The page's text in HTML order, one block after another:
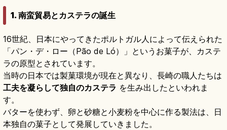
1. 南蛮貿易とカステラの誕生
16世紀、日本にやってきたポルトガル人によって伝えられた
「パン・デ・ロー（Pão de Ló）」というお菓子が、カステ
ラの原型とされています。
当時の日本では製菓環境が現在と異なり、長崎の職人たちは
工夫を凝らして独自のカステラ を生み出したといわれま
す。
バターを使わず、卵と砂糖と小麦粉を中心に作る製法は、日
本独自の菓子として発展していきました。